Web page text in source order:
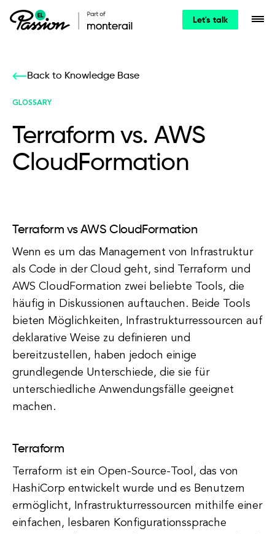
Let's talk
Back to Knowledge Base
GLOSSARY
Terraform vs. AWS
CloudFormation
Terraform vs AWS CloudFormation
Wenn es um das Management von Infrastruktur
als Code in der Cloud geht, sind Terraform und
AWS CloudFormation zwei beliebte Tools, die
häufig in Diskussionen auftauchen. Beide Tools
bieten Möglichkeiten, Infrastrukturressourcen auf
deklarative Weise zu definieren und
bereitzustellen, haben jedoch einige
grundlegende Unterschiede, die sie für
unterschiedliche Anwendungsfälle geeignet
machen.
Terraform
Terraform ist ein Open-Source-Tool, das von
HashiCorp entwickelt wurde und es Benutzern
ermöglicht, Infrastrukturressourcen mithilfe einer
einfachen, lesbaren Konfigurationssprache